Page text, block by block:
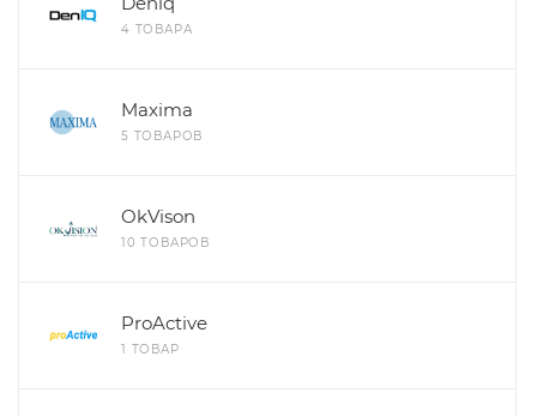
4 ТОВАРА
Maxima
5 ТОВАРОВ
OkVison
10 ТОВАРОВ
ProActive
1 ТОВАР